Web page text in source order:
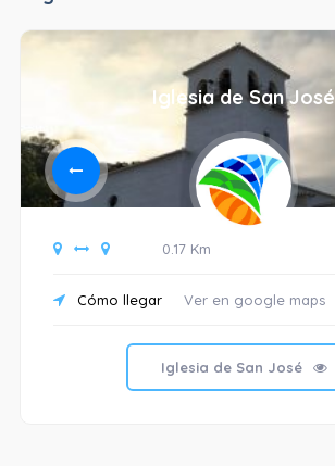
Iglesia de San José
0.17 Km
Cómo llegar Ver en google maps
Iglesia de San José